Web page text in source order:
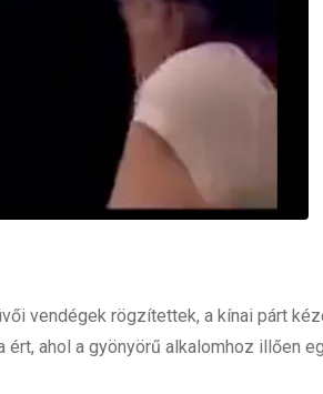
vendégek rögzítettek, a kínai párt
ahol a gyönyörű alkalomhoz illően